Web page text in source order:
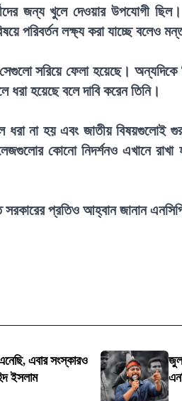
জন্য খুলে দেওয়ার উপযোগী
পরিবর্তন লক্ষ্য করা যাচ্ছে বলেও
সরিয়ে ফেলা হয়েছে।
ধরা হয়েছে বলে দাবি করেন তিনি।
ধরা না হয় এবং জাতীয় বিষয়গুলোই
কোনো নিদর্শনও এখানে রাখা
সরকারের প্রতিও আহ্বান জানান
এবার সংস্কারও
ইসলাম